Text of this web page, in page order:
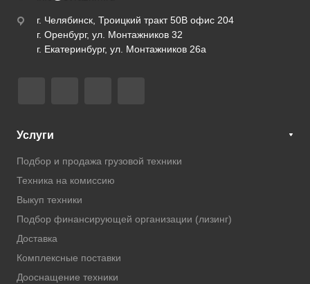
г. Челябинск, Троицкий тракт 50В офис 204
г. Оренбург, ул. Монтажников 32
г. Екатеринбург, ул. Монтажников 26а
Услуги
Подбор и продажа грузовой техники
Техника на комиссию
Выкуп техники
Подбор финансирующей организации (лизинг)
Доставка
Комплексные поставки
Дооснащение техники